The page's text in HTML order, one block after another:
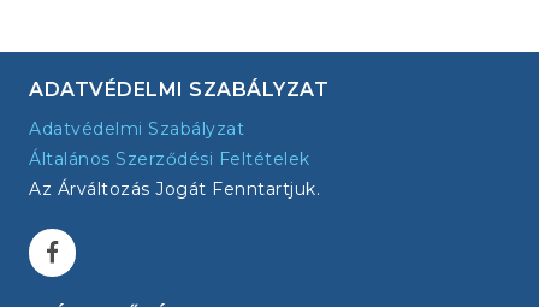
ADATVÉDELMI SZABÁLYZAT
Adatvédelmi Szabályzat
Általános Szerződési Feltételek
Az Árváltozás Jogát Fenntartjuk.